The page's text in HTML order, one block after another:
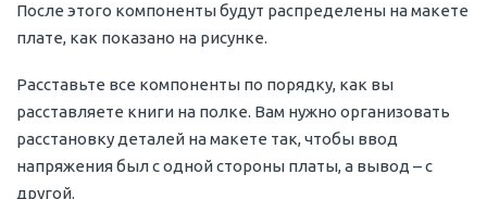
После этого компоненты будут распределены на макете
плате, как показано на рисунке.
Расставьте все компоненты по порядку, как вы
расставляете книги на полке. Вам нужно организовать
расстановку деталей на макете так, чтобы ввод
напряжения был с одной стороны платы, а вывод – с
другой.